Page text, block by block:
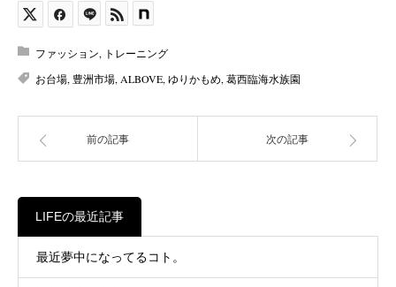
ファッション, トレーニング
お台場, 豊洲市場,ALBOVE,ゆりかもめ,葛西臨海水族園
前の記事 次の記事
LIFEの最近記事
最近夢中になってるコト。